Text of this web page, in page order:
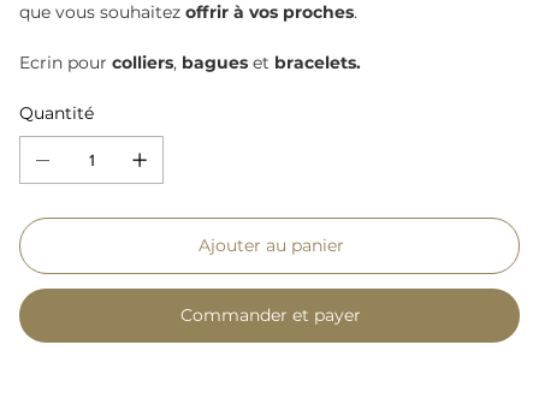
que vous souhaitez offrir à vos proches.
Ecrin pour colliers, bagues et bracelets.
Quantité
Ajouter au panier
Commander et payer